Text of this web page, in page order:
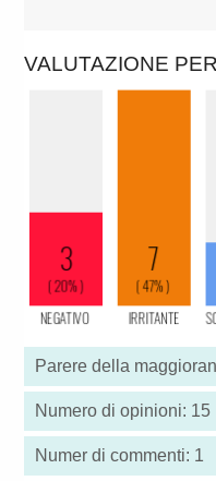
VALUTAZIONE
Parere della
Numero di opinioni: 15
Numer di commenti: 1